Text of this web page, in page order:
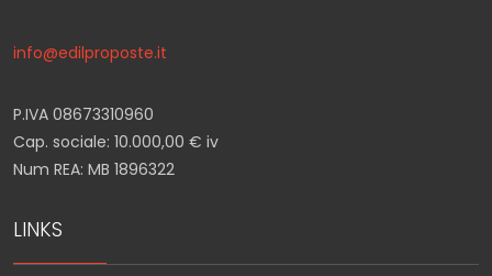
info@edilproposte.it
P.IVA 08673310960
Cap. sociale: 10.000,00 € iv
Num REA: MB 1896322
LINKS